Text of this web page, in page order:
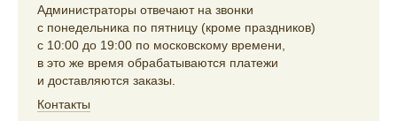
Администраторы отвечают на звонки
с понедельника по пятницу (кроме праздников)
с 10:00 до 19:00 по московскому времени,
в это же время обрабатываются платежи
и доставляются заказы.
Контакты